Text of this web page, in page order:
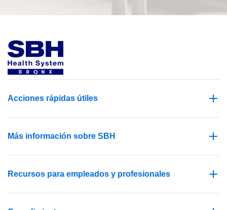
Acciones rápidas útiles
Más información sobre SBH
Recursos para empleados y profesionales